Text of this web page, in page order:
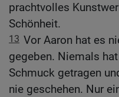
prachtvolles
Schönheit.
13 Vor Aaron hat es
gegeben. Niemals
Schmuck getragen
nie geschehen. Nur